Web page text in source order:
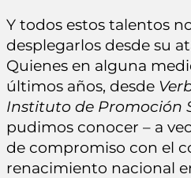
Y todos estos talentos
desplegarlos desde su
Quienes en alguna
últimos años, desde
Instituto de Promoción
pudimos conocer – a
de compromiso con el
renacimiento nacional